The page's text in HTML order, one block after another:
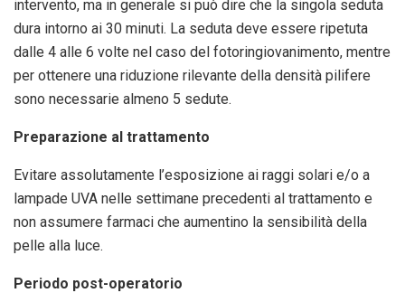
intervento, ma in generale si può dire che la singola seduta
dura intorno ai 30 minuti. La seduta deve essere ripetuta
dalle 4 alle 6 volte nel caso del fotoringiovanimento, mentre
per ottenere una riduzione rilevante della densità pilifere
sono necessarie almeno 5 sedute.
Preparazione al trattamento
Evitare assolutamente l’esposizione ai raggi solari e/o a
lampade UVA nelle settimane precedenti al trattamento e
non assumere farmaci che aumentino la sensibilità della
pelle alla luce.
Periodo post-operatorio